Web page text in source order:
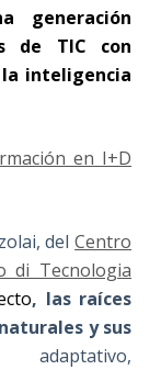
generación
de TIC con
la inteligencia
en I+D
delCentro
di Tecnologia
, las raíces
y sus